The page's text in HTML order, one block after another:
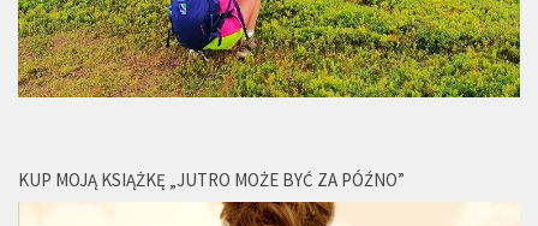
KUP MOJĄ KSIĄŻKĘ „JUTRO MOŻE BYĆ ZA PÓŹNO”